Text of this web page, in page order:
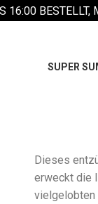
16:00 BESTELLT,
SUPER
Dieses
erweckt die
vielgelobten